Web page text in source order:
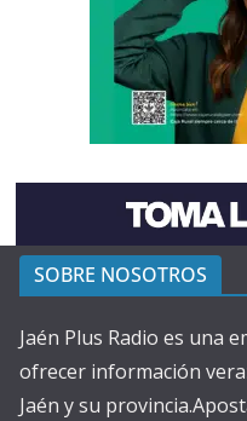
SOBRE NOSOTROS
Jaén Plus Radio es una
ofrecer información
Jaén y su